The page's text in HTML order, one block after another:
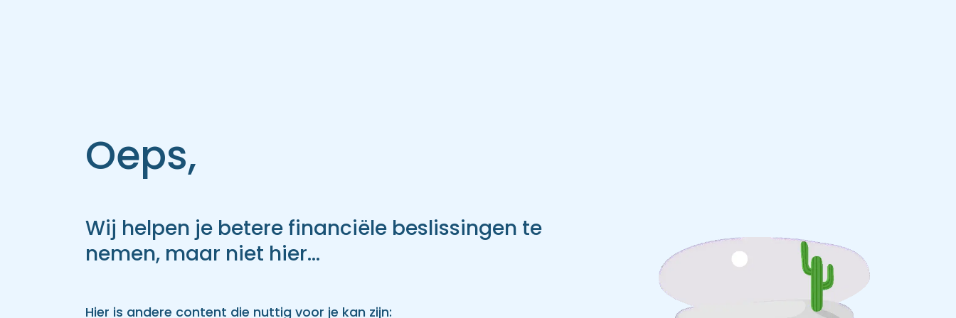
Oeps,
Wij helpen je betere financiële beslissingen te
nemen, maar niet hier...
Hier is andere content die nuttig voor je kan zijn: